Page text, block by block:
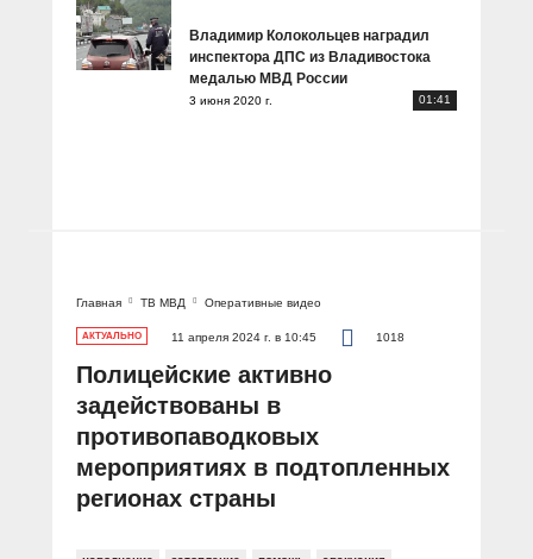
Владимир Колокольцев наградил
инспектора ДПС из Владивостока
медалью МВД России
3 июня 2020 г. 01:41
Главная ТВ МВД Оперативные видео
АКТУАЛЬНО 11 апреля 2024 г. в 10:45 1018
Полицейские активно
задействованы в
противопаводковых
мероприятиях в подтопленных
регионах страны